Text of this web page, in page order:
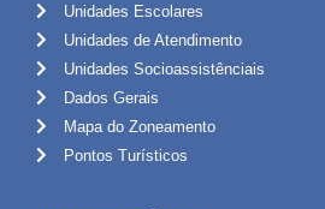
Unidades Escolares
Unidades de Atendimento
Unidades Socioassistênciais
Dados Gerais
Mapa do Zoneamento
Pontos Turísticos